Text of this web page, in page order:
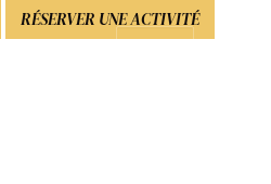
RÉSERVER UNE ACTIVITÉ